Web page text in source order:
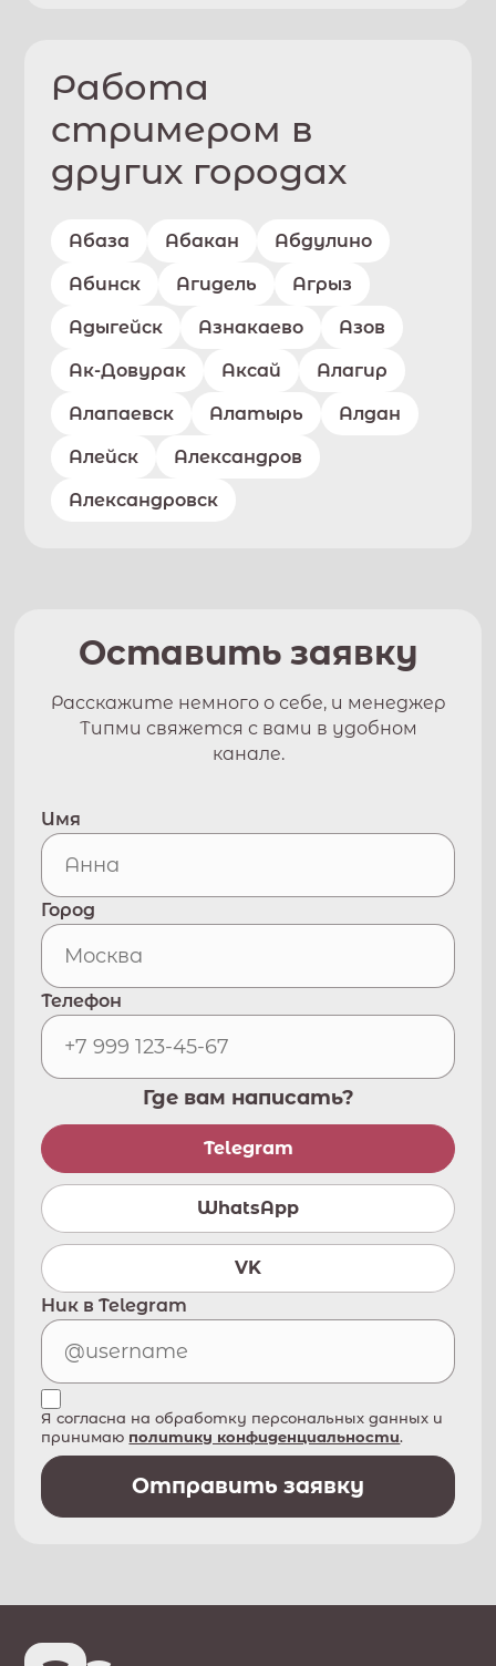
Работа
стримером в
других городах
Абаза Абакан Абдулино
Абинск Агидель Агрыз
Адыгейск Азнакаево Азов
Ак-Довурак Аксай Алагир
Алапаевск Алатырь Алдан
Алейск Александров
Александровск
Оставить заявку
Расскажите немного о себе, и менеджер
Типми свяжется с вами в удобном
канале.
Имя
Город
Телефон
Где вам написать?
Telegram
WhatsApp
VK
Ник в Telegram
Я согласна на обработку персональных данных и
принимаю политику конфиденциальности.
Отправить заявку